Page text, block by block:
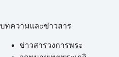
บทความและข่าวสาร
ข่าวสารวงการพระ